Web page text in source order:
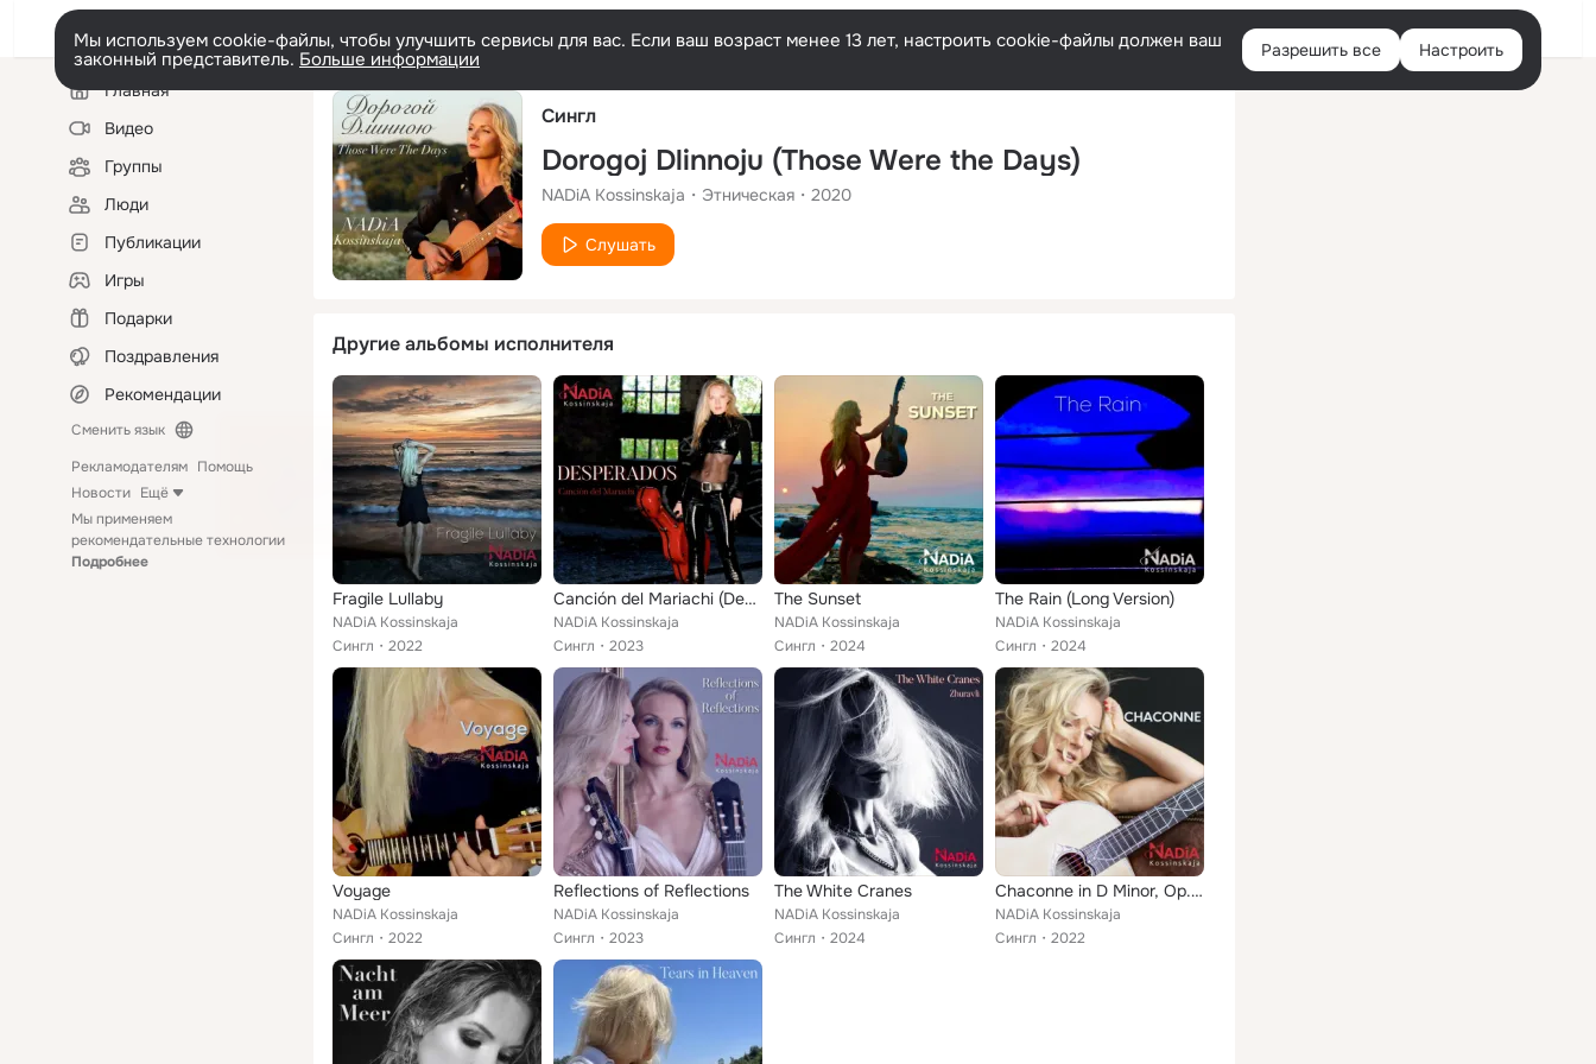
Русский Войти
Мы используем cookie-файлы, чтобы улучшить сервисы для вас. Если ваш возраст менее 13 лет, настроить cookie-файлы должен ваш
законный представитель. Больше информации Разрешить все Настроить
Левая
колонкаГлавная
Видео
Группы
Люди
Публикации
Игры
Подарки
Поздравления
Рекомендации
Сменить язык
Рекламодателям Помощь
Новости Ещё
Мы применяем
рекомендательные технологии
Подробнее
Сингл
Dorogoj Dlinnoju (Those Were the Days)
NADiA Kossinskaja Этническая 2020
Слушать
Другие альбомы исполнителя
Fragile Lullaby
NADiA Kossinskaja
Сингл
2022
Canción del Mariachi (Desperado Theme)
NADiA Kossinskaja
Сингл
2023
The Sunset
NADiA Kossinskaja
Сингл
2024
The Rain (Long Version)
NADiA Kossinskaja
Сингл
2024
Voyage
NADiA Kossinskaja
Сингл
2022
Reflections of Reflections
NADiA Kossinskaja
Сингл
2023
The White Cranes
NADiA Kossinskaja
Сингл
2024
Chaconne in D Minor, Op. 23, HWV 448
NADiA Kossinskaja
Сингл
2022